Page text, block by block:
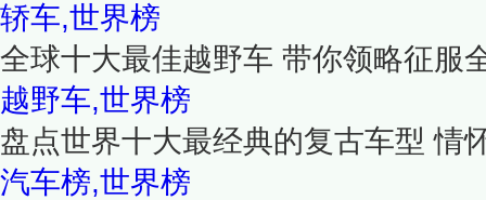
轿车,世界榜
全球十大最佳越野车 带你领略征服
越野车,世界榜
盘点世界十大最经典的复古车型 情
汽车榜,世界榜